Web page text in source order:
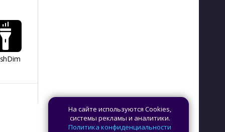
На сайте используются Cookies,
системы рекламы и аналитики.
Политика конфиденциальности